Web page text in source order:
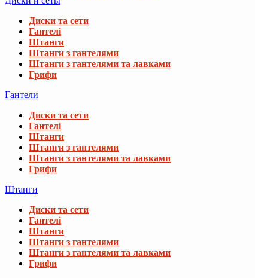
Диски та сети
Гантелі
Штанги
Штанги з гантелями
Штанги з гантелями та лавками
Грифи
Гантели
Диски та сети
Гантелі
Штанги
Штанги з гантелями
Штанги з гантелями та лавками
Грифи
Штанги
Диски та сети
Гантелі
Штанги
Штанги з гантелями
Штанги з гантелями та лавками
Грифи